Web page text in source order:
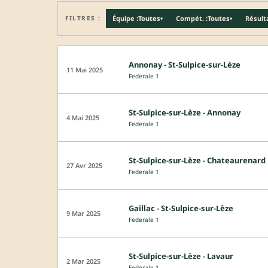
FILTRES : Équipe :Toutes▾ Compét. :Toutes▾
11 Mai 2025 Annonay - St-Sulpice-sur-Lèze
Federale 1
4 Mai 2025 St-Sulpice-sur-Lèze - Annonay
Federale 1
27 Avr 2025 St-Sulpice-sur-Lèze - Chateaurenard
Federale 1
9 Mar 2025 Gaillac - St-Sulpice-sur-Lèze
Federale 1
2 Mar 2025 St-Sulpice-sur-Lèze - Lavaur